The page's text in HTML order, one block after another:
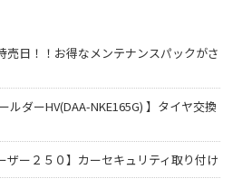
売日！！お得なメンテナンスパックがさ
ルダーHV(DAA-NKE165G) 】タイヤ交換
ザー２５０】カーセキュリティ取り付け